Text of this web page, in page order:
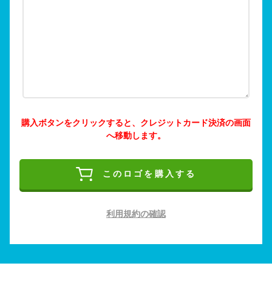
購入ボタンをクリックすると、クレジットカード決済の画面
へ移動します。
このロゴを購入する
利用規約の確認